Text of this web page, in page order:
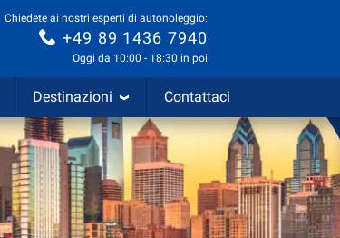
Chiedete ai nostri esperti di autonoleggio:
+49 89 1436 7940
Oggi da 10:00 - 18:30 in poi
Destinazioni Contattaci